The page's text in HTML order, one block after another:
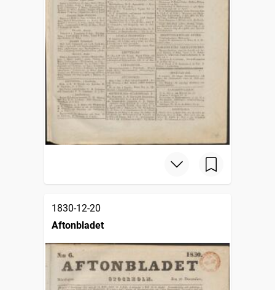
1830-12-20
Aftonbladet